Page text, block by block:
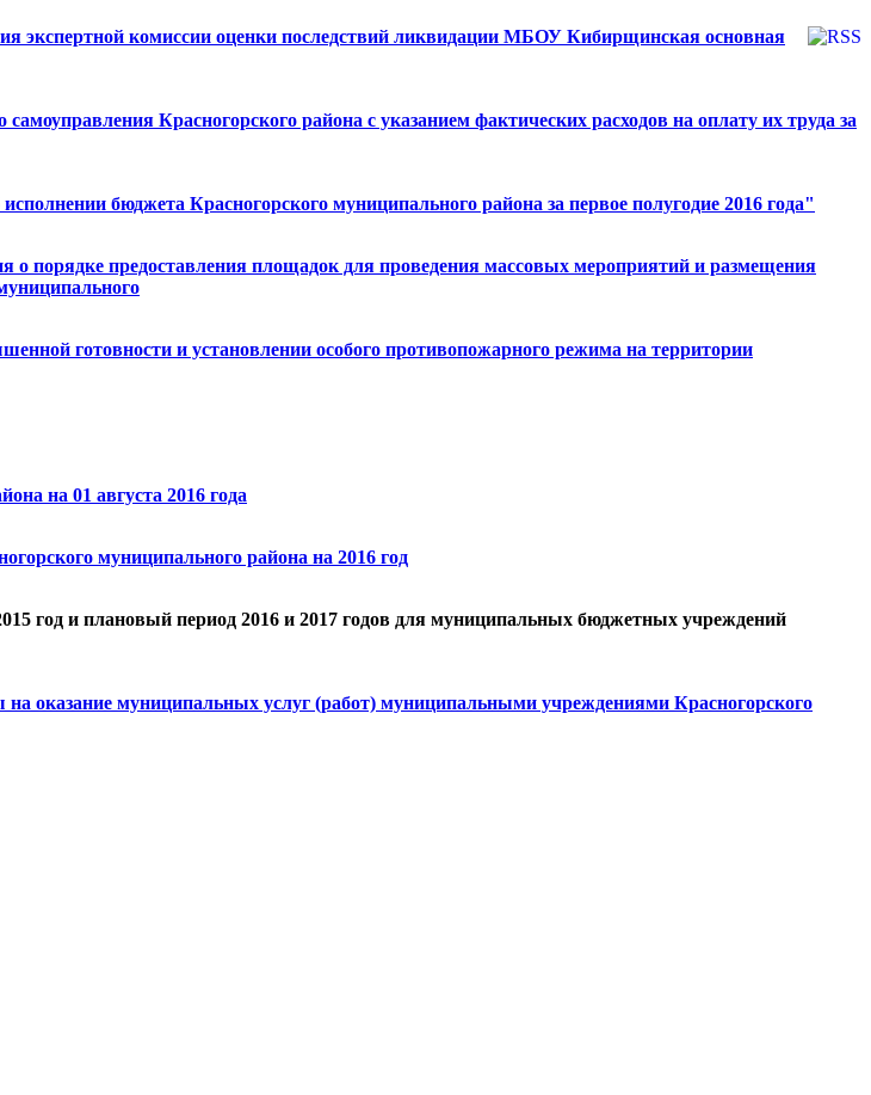
экспертной комиссии оценки последствий ликвидации МБОУ Кибирщинская основная
Красногорского района с указанием фактических расходов на оплату их труда за
бюджета Красногорского муниципального района за первое полугодие 2016 года"
порядке предоставления площадок для проведения массовых мероприятий и размещения
готовности и установлении особого противопожарного режима на территории
на 01 августа 2016 года
муниципального района на 2016 год
год и плановый период 2016 и 2017 годов для муниципальных бюджетных учреждений
оказание муниципальных услуг (работ) муниципальными учреждениями Красногорского